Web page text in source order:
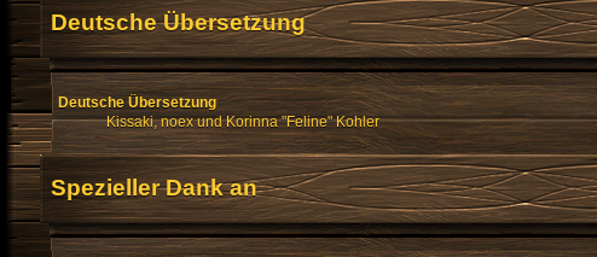
Deutsche Übersetzung
Deutsche Übersetzung
Kissaki, noex und Korinna "Feline" Kohler
Spezieller Dank an